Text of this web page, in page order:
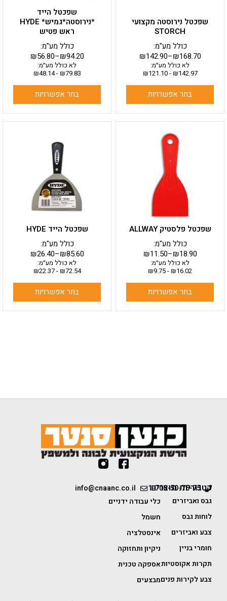
שפכטל נירוסטה מקצועי
STORCH
₪142.90–₪168.70
כולל מע"מ:
לא כולל מע״מ:
₪142.97
-
₪121.10
בחר אפשרויות
שפכטל הייד
*נירוסטה*גמיש* HYDE
ראש פטיש
₪56.80–₪94.20
כולל מע"מ:
לא כולל מע״מ:
₪79.83
-
₪48.14
בחר אפשרויות
המוצר
שפכטל פלסטיק ALLWAY
₪11.50–₪18.90
כולל מע"מ:
לא כולל מע״מ:
₪16.02
-
₪9.75
בחר אפשרויות
זה
יש
מספר
סוגים.
ניתן
לבחור
האפשרויות
המוצר
שפכטל הייד HYDE
₪26.40–₪85.60
כולל מע"מ:
לא כולל מע״מ:
₪72.54
-
₪22.37
בחר אפשרויות
יש
מספר
סוגים.
ניתן
לבחור
את
האפשרויות
המוצר
1-700-50-75-75
info@cnaanc.co.il קטגוריות מוצרים
גבס ואביזרים
לוחות גבס
צבע ואביזרים
חומרי בניין
תקרות אקוסטיות
צבע לקירות פנים
כלי עבודה ידניים
חשמל
אינסטלציה
ניקיון ותחזוקה
אספקה טכנית
מבצעים